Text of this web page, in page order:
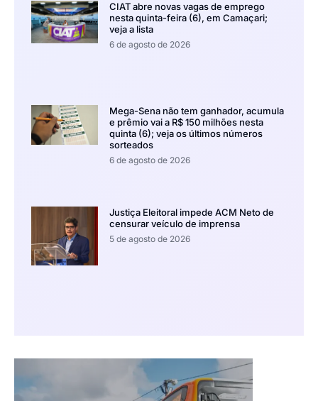
CIAT abre novas vagas de emprego
nesta quinta-feira (6), em Camaçari;
veja a lista
6 de agosto de 2026
Mega-Sena não tem ganhador, acumula
e prêmio vai a R$ 150 milhões nesta
quinta (6); veja os últimos números
sorteados
6 de agosto de 2026
Justiça Eleitoral impede ACM Neto de
censurar veículo de imprensa
5 de agosto de 2026